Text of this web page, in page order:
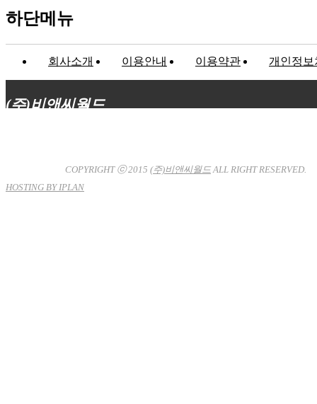
하단메뉴
회사소개 이용안내 이용약관 개인정보
(주)비앤씨월드
COPYRIGHT ⓒ 2015 (주)비앤씨월드ALL RIGHT RESERVED.
HOSTING BY IPLAN